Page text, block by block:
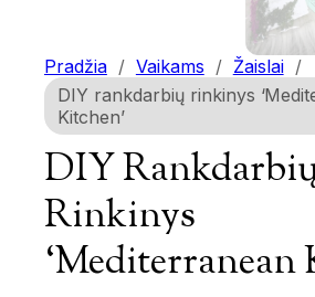
Pradžia / Vaikams / Žaislai /
DIY rankdarbių rinkinys
Kitchen’
DIY
Rinkinys
‘Mediterranean